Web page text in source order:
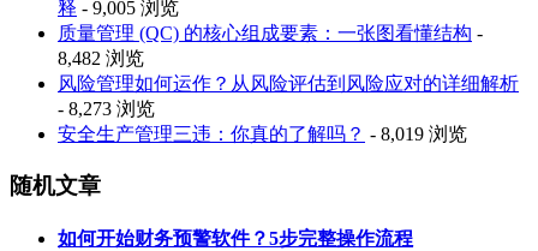
释 - 9,005 浏览
质量管理 (QC) 的核心组成要素：一张图看懂结构 -
8,482 浏览
风险管理如何运作？从风险评估到风险应对的详细解析
- 8,273 浏览
安全生产管理三违：你真的了解吗？ - 8,019 浏览
随机文章
如何开始财务预警软件？5步完整操作流程